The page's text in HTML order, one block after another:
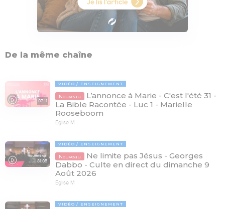
De la même chaîne
07:11
VIDÉO ENSEIGNEMENT
Nouveau
L’annonce à Marie - C'est l'été 31 -
La Bible Racontée - Luc 1 - Marielle
Rooseboom
Eglise M
81:05
VIDÉO ENSEIGNEMENT
Nouveau
Ne limite pas Jésus - Georges
Dabbo - Culte en direct du dimanche 9
Août 2026
Eglise M
VIDÉO ENSEIGNEMENT